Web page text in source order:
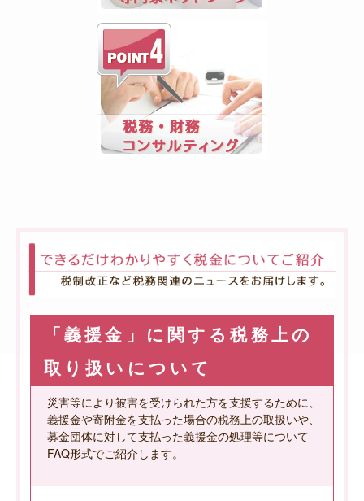
「義援金」に関する税務上の
取り扱いについて
災害等により被害を受けられた方を支援するために、
義援金や寄附金を支払った場合の税務上の取扱いや、
募金団体に対して支払った義援金の処理等について
FAQ形式でご紹介します。